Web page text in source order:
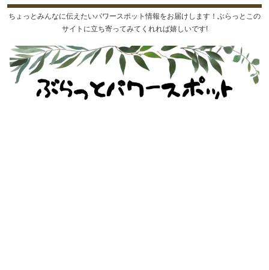
ちょっとみんなに伝えたいパワースポット情報をお届けします！ぶらっとこの
サイトに立ち寄ってみてくれれば嬉しいです!